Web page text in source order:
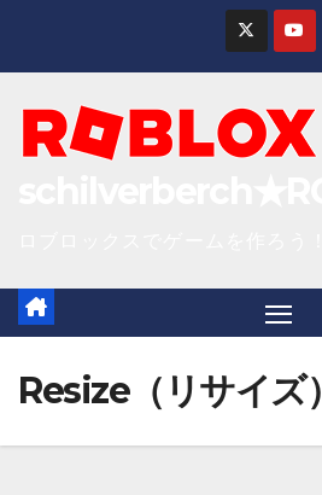
t
t
Resize（リサイズ）